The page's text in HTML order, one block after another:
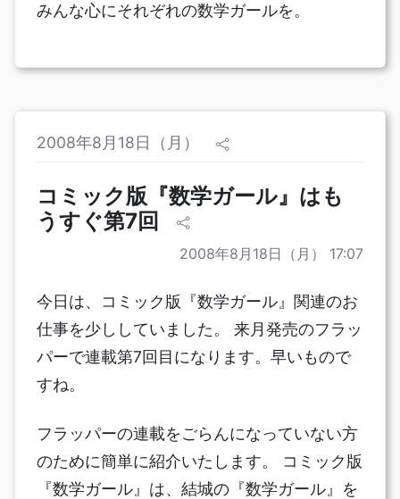
みんな心にそれぞれの数学ガールを。
2008年8月18日（月）
コミック版『数学ガール』はも
うすぐ第7回
2008年8月18日（月） 17:07
今日は、コミック版『数学ガール』関連のお
仕事を少ししていました。 来月発売のフラッ
パーで連載第7回目になります。早いもので
すね。
フラッパーの連載をごらんになっていない方
のために簡単に紹介いたします。 コミック版
『数学ガール』は、結城の『数学ガール』を